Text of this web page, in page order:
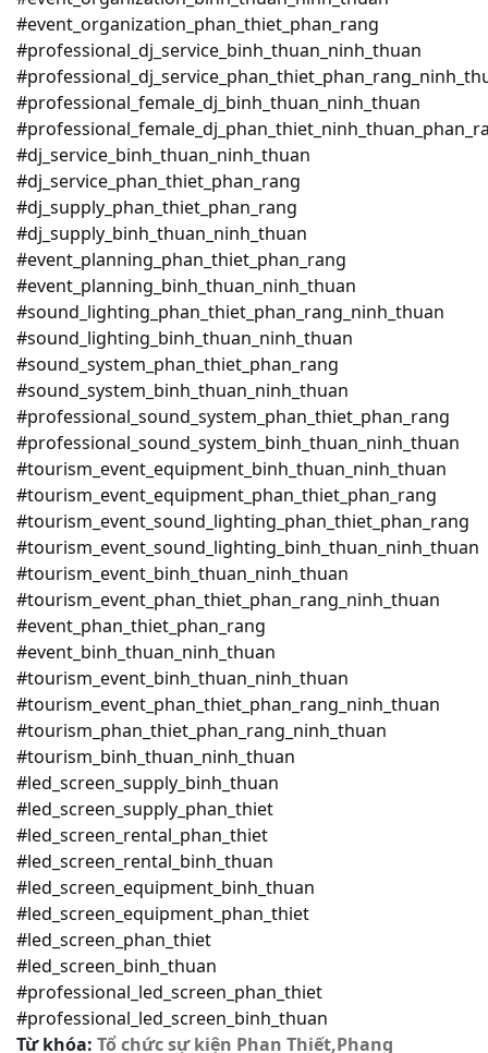
#event_organization_phan_thiet_phan_rang
#professional_dj_service_binh_thuan_ninh_thuan
#professional_female_dj_binh_thuan_ninh_thuan
#dj_service_binh_thuan_ninh_thuan
#dj_service_phan_thiet_phan_rang
#dj_supply_phan_thiet_phan_rang
#dj_supply_binh_thuan_ninh_thuan
#event_planning_phan_thiet_phan_rang
#event_planning_binh_thuan_ninh_thuan
#sound_lighting_phan_thiet_phan_rang_ninh_thuan
#sound_lighting_binh_thuan_ninh_thuan
#sound_system_phan_thiet_phan_rang
#sound_system_binh_thuan_ninh_thuan
#professional_sound_system_phan_thiet_phan_rang
#professional_sound_system_binh_thuan_ninh_thuan
#tourism_event_equipment_binh_thuan_ninh_thuan
#tourism_event_equipment_phan_thiet_phan_rang
#tourism_event_sound_lighting_phan_thiet_phan_rang
#tourism_event_sound_lighting_binh_thuan_ninh_thuan
#tourism_event_binh_thuan_ninh_thuan
#tourism_event_phan_thiet_phan_rang_ninh_thuan
#event_phan_thiet_phan_rang
#event_binh_thuan_ninh_thuan
#tourism_event_binh_thuan_ninh_thuan
#tourism_event_phan_thiet_phan_rang_ninh_thuan
#tourism_phan_thiet_phan_rang_ninh_thuan
#tourism_binh_thuan_ninh_thuan
#led_screen_supply_binh_thuan
#led_screen_supply_phan_thiet
#led_screen_rental_phan_thiet
#led_screen_rental_binh_thuan
#led_screen_equipment_binh_thuan
#led_screen_equipment_phan_thiet
#led_screen_phan_thiet
#led_screen_binh_thuan
#professional_led_screen_phan_thiet
#professional_led_screen_binh_thuan
Từ khóa: Tổ chức sự kiện Phan Thiết,Phang